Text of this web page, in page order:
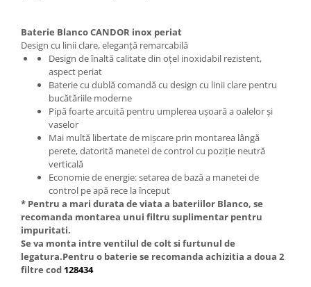
Baterie Blanco CANDOR inox periat
Design cu linii clare, eleganță remarcabilă
Design de înaltă calitate din oţel inoxidabil rezistent,
aspect periat
Baterie cu dublă comandă cu design cu linii clare pentru
bucătăriile moderne
Pipă foarte arcuită pentru umplerea ușoară a oalelor și
vaselor
Mai multă libertate de mișcare prin montarea lângă
perete, datorită manetei de control cu poziție neutră
verticală
Economie de energie: setarea de bază a manetei de
control pe apă rece la început
* Pentru a mari durata de viata a bateriilor Blanco, se
recomanda montarea unui filtru suplimentar pentru
impuritati.
Se va monta intre ventilul de colt si furtunul de
legatura.Pentru o baterie se recomanda achizitia a doua 2
filtre cod 128434